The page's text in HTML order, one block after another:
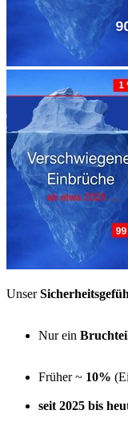
Unser
Nur ein
Früher ~ 10%
seit 2025 bis